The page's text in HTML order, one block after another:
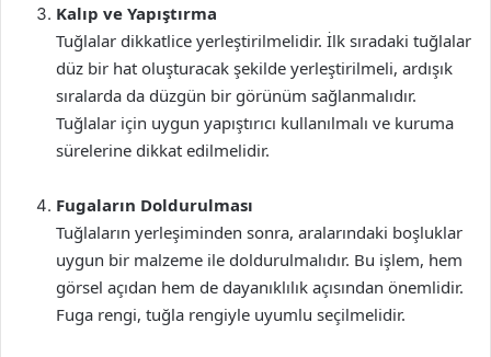
Kalıp ve Yapıştırma
Tuğlalar dikkatlice yerleştirilmelidir. İlk sıradaki tuğlalar
düz bir hat oluşturacak şekilde yerleştirilmeli, ardışık
sıralarda da düzgün bir görünüm sağlanmalıdır.
Tuğlalar için uygun yapıştırıcı kullanılmalı ve kuruma
sürelerine dikkat edilmelidir.
Fugaların Doldurulması
Tuğlaların yerleşiminden sonra, aralarındaki boşluklar
uygun bir malzeme ile doldurulmalıdır. Bu işlem, hem
görsel açıdan hem de dayanıklılık açısından önemlidir.
Fuga rengi, tuğla rengiyle uyumlu seçilmelidir.